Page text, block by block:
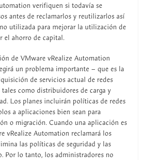
verifiquen si todavía se
antes de reclamarlos y reutilizarlos así
utilizada para mejorar la utilización de
el ahorro de capital.
de VMware vRealize Automation
un problema importante – que es la
de servicios actual de redes
como distribuidores de carga y
Los planes incluirán políticas de redes
a aplicaciones bien sean para
o migración. Cuando una aplicación es
vRealize Automation reclamará los
las políticas de seguridad y las
Por lo tanto, los administradores no